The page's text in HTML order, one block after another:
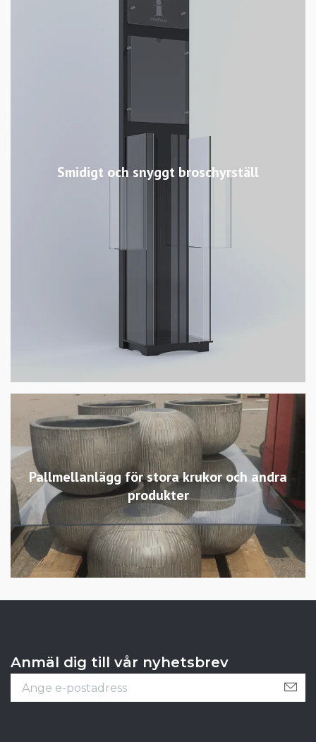
Smidigt och snyggt broschyrställ
Pallmellanlägg för stora krukor och andra
produkter
Anmäl dig till vår nyhetsbrev